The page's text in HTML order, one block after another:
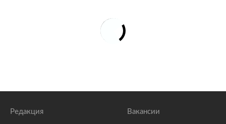
Редакция Вакансии